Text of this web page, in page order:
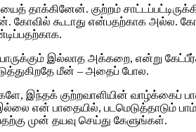
தாக்கினேன். குற்றம்
கோவில் கூடாது என்பதற்காக அல்ல.
இல்லாத அக்கறை, என்று
மீன் – அதைப் போல.
இந்தக் குற்றவாளியின் வாழ்க்கைப்
இல்லை என் பாதையில்,
முன் தயவு செய்து கேளுங்கள்.